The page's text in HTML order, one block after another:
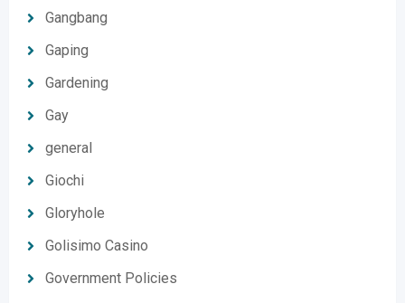
Gangbang
Gaping
Gardening
Gay
general
Giochi
Gloryhole
Golisimo Casino
Government Policies